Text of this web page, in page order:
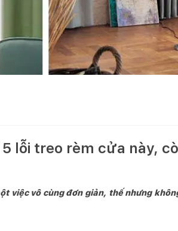
lỗi treo rèm cửa này,
việc vô cùng đơn giản, thế nhưng